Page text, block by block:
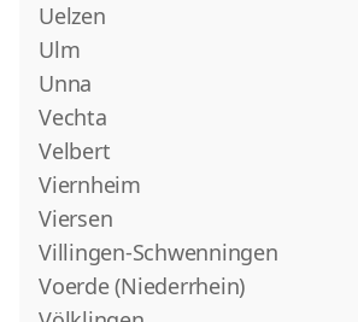
Uelzen
Ulm
Unna
Vechta
Velbert
Viernheim
Viersen
Villingen-Schwenningen
Voerde (Niederrhein)